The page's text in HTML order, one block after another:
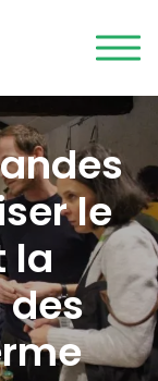
le
la